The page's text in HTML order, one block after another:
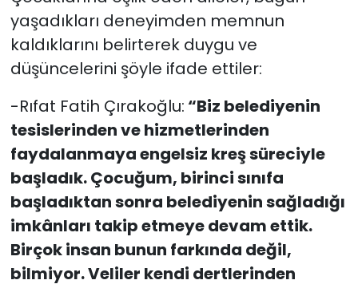
yaşadıkları deneyimden memnun
kaldıklarını belirterek duygu ve
düşüncelerini şöyle ifade ettiler:
-Rıfat Fatih Çırakoğlu: “Biz belediyenin
tesislerinden ve hizmetlerinden
faydalanmaya engelsiz kreş süreciyle
başladık. Çocuğum, birinci sınıfa
başladıktan sonra belediyenin sağladığı
imkânları takip etmeye devam ettik.
Birçok insan bunun farkında değil,
bilmiyor. Veliler kendi dertlerinden